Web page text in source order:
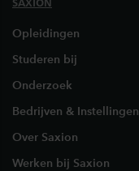
Opleidingen
Studeren bij
Onderzoek
Bedrijven & Instellingen
Over Saxion
Werken bij Saxion